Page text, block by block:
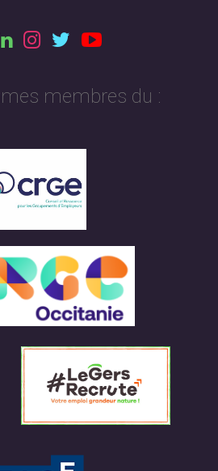
membres du :